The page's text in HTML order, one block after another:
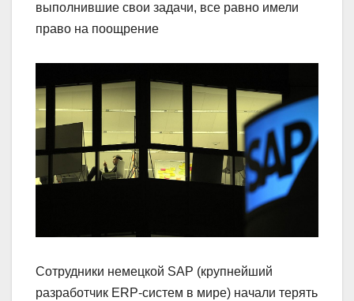
выполнившие свои задачи, все равно имели
право на поощрение
Сотрудники немецкой SAP (крупнейший
разработчик ERP-систем в мире) начали терять